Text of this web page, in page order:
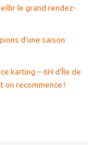
le grand rendez-
d’une saison
karting – 6H d’Île de
on recommence !